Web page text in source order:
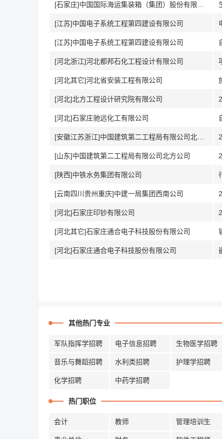
[江苏]中国电子系统工程第四建设有限公司
[江苏]中国电子系统工程第四建设有限公司
[河北浙江]河北都邦石化工程设计有限公司
[河北其它]河北省安装工程有限公司
[河北]北方工程设计研究院有限公司
[河北]石家庄驰远化工有限公司
[山东]中国建筑第二工程局有限公司北方公司
[陕西]中铁水务集团有限公司
[云南四川贵州重庆]中建一局集团西南公司
[河北]石家庄印钞有限公司
[河北其它]石家庄通合电子科技股份有限公司
[河北]石家庄通合电子科技股份有限公司
其他热门专业
军队指挥学招聘 电子信息招聘 生物医学招聘
音乐与舞蹈招聘 水利类招聘 护理学招聘
化学招聘 中药学招聘
热门职位
会计 教师 管理培训生